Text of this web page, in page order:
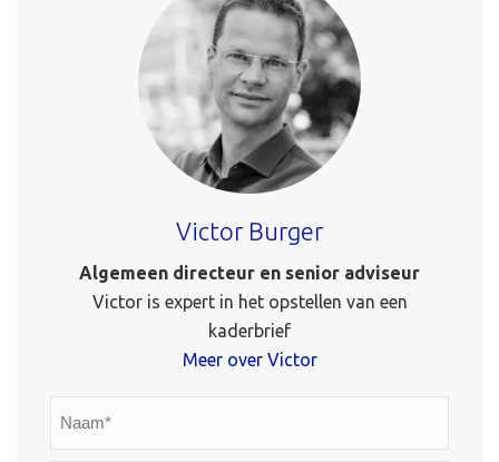
Victor Burger
Algemeen directeur en senior adviseur
Victor is expert in het opstellen van een
kaderbrief
Meer over Victor